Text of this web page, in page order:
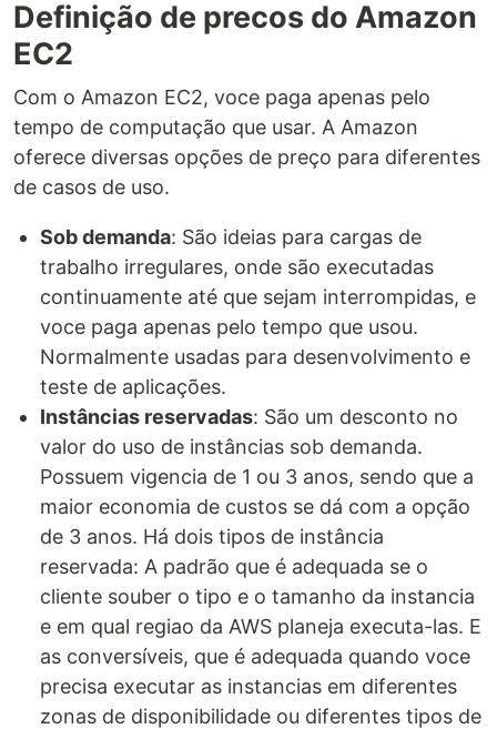
Definição de precos do Amazon
EC2
Com o Amazon EC2, voce paga apenas pelo
tempo de computação que usar. A Amazon
oferece diversas opções de preço para diferentes
de casos de uso.
Sob demanda: São ideias para cargas de
trabalho irregulares, onde são executadas
continuamente até que sejam interrompidas, e
voce paga apenas pelo tempo que usou.
Normalmente usadas para desenvolvimento e
teste de aplicações.
Instâncias reservadas: São um desconto no
valor do uso de instâncias sob demanda.
Possuem vigencia de 1 ou 3 anos, sendo que a
maior economia de custos se dá com a opção
de 3 anos. Há dois tipos de instância
reservada: A padrão que é adequada se o
cliente souber o tipo e o tamanho da instancia
e em qual regiao da AWS planeja executa-las. E
as conversíveis, que é adequada quando voce
precisa executar as instancias em diferentes
zonas de disponibilidade ou diferentes tipos de